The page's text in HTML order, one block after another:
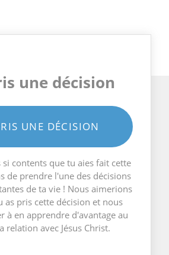
une décision
UNE DÉCISION
contents que tu aies fait cette
de prendre l'une des décisions
de ta vie ! Nous aimerions
as pris cette décision et nous
à en apprendre d'avantage au
relation avec Jésus Christ.